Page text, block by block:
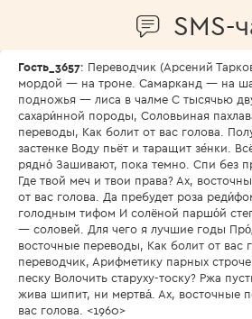
SMS-
Гость_3657: Переводчик (Арсений
мордой — на троне. Самарканд — на
подножья — лиса в чалме С тысячью
сахари́нной породы, Соловьиная
переводы, Как болит от вас голова.
застенке Воду пьёт и таращит зе́нки.
рядно́ Зашивают, пока темно. Спи без
Где твой меч и твои права? Ах,
от вас голова. Да пребудет роза
голодным тифом И солёной паршо́й
— соловей. Для чего я лучшие годы
восточные переводы, Как болит от вас
переводчик, Арифметику парных
песку Волочить старуху-тоску? Ржа
жива шипит, ни мертва́. Ах, восточные
вас голова. <1960>